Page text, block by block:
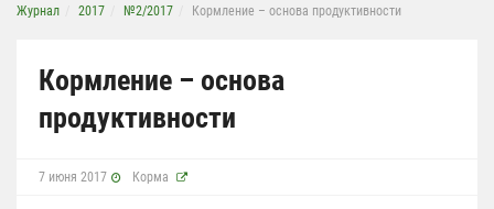
Журнал 2017 №2/2017 Кормление – основа продуктивности
Кормление – основа
продуктивности
7 июня 2017 Корма